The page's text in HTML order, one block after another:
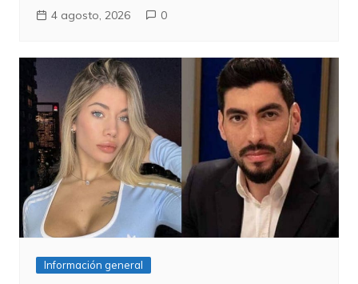
4 agosto, 2026 0
Información general